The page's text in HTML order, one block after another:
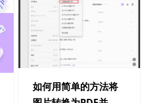
如何用简单的方法将